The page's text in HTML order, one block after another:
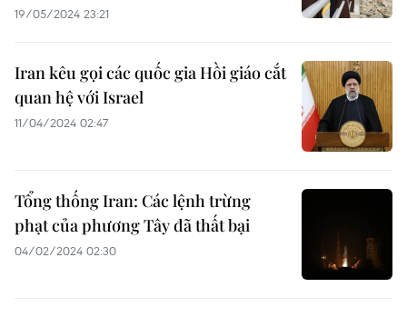
19/05/2024 23:21
Iran kêu gọi các quốc gia Hồi giáo cắt
quan hệ với Israel
11/04/2024 02:47
Tổng thống Iran: Các lệnh trừng
phạt của phương Tây đã thất bại
04/02/2024 02:30